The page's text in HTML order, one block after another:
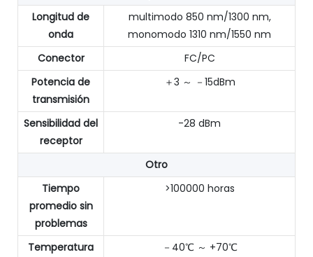
Longitud de
onda
multimodo 850 nm/1300 nm,
monomodo 1310 nm/1550 nm
Conector
FC/PC
Potencia de
transmisión
＋3 ～ －15dBm
Sensibilidad del
receptor
-28 dBm
Otro
Tiempo
promedio sin
problemas
>100000 horas
Temperatura
－40℃ ～ +70℃